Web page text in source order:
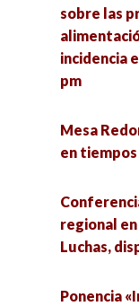
COVID-19»
Ponencia
reflexión
Freud» 6:00 pm
capitalista
sobre las
incidencia
pm
Mesa
en tiempos
regional
Luchas,
Ponencia